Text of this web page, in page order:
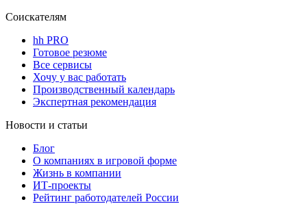
Соискателям
hh PRO
Готовое резюме
Все сервисы
Хочу у вас работать
Производственный календарь
Экспертная рекомендация
Новости и статьи
Блог
О компаниях в игровой форме
Жизнь в компании
ИТ-проекты
Рейтинг работодателей России